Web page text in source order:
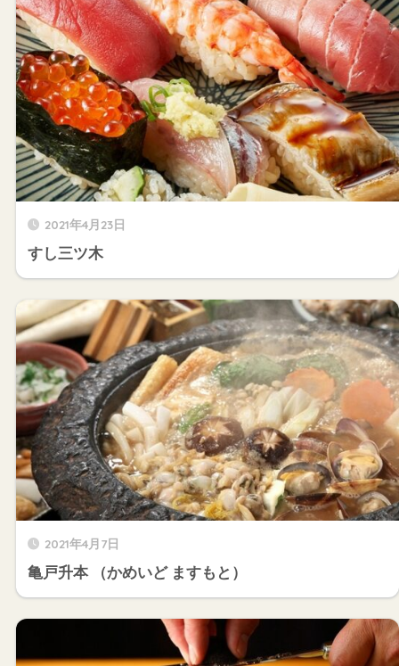
2021年4月23日
すし三ツ木
2021年4月7日
亀戸升本 （かめいど ますもと）